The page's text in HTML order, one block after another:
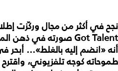
نجح في أكثر من مجال وركّزت
Got Talent صورته في ذهن
أنه «انضم إليه بالغلط»...
طموحاته كوجه تلفزيوني،